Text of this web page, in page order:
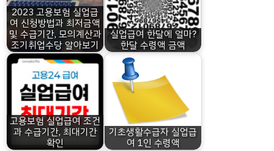
2023 고용보험 실업급
여 신청방법과 최저금액
및 수급기간, 모의계산과
조기취업수당 알아보기
실업급여 한달에 얼마?
한달 수령액 금액
고용보험 실업급여 조건
과 수급기간, 최대기간
확인
기초생활수급자 실업급
여 1인 수령액